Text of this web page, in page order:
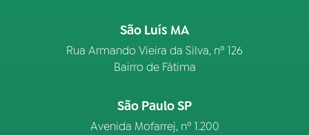
São Luís MA
Rua Armando Vieira da Silva, nº 126
Bairro de Fátima
São Paulo SP
Avenida Mofarrej, nº 1.200